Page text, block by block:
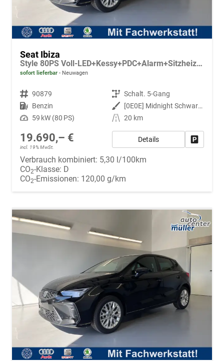
Seat Ibiza
Style 80PS Voll-LED+Kessy+PDC+Alarm+Sitzheizung+Kamera+App-Connect
sofort lieferbar Neuwagen
Fahrzeugnr. 90879 Getriebe Schalt. 5-Gang
Kraftstoff Benzin Außenfarbe
[0E0E] Midnight Schwarz Metallic
Leistung 59 kW (80 PS) Kilometerstand 20 km
19.690,– €
incl. 19% MwSt.
Details
Verbrauch kombiniert: 5,30 l/100km
CO2-Klasse: D
CO2-Emissionen: 120,00 g/km